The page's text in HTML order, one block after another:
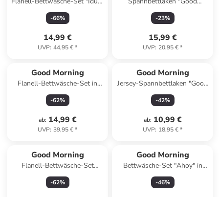
in Hellgrau/ Weiß
-66%
14,99 €
UVP: 44,95 €*
Morning" in Blau
-23%
15,99 €
UVP: 20,95 €*
Good Morning
Flanell-Bettwäsche-Set in
Blau
-62%
ab: 14,99 €
UVP: 39,95 €*
Good Morning
Jersey-Spannbettlaken "Good
Morning" in Blau
-42%
ab: 10,99 €
UVP: 18,95 €*
Good Morning
Flanell-Bettwäsche-Set
"Aime" in Beige/ Bunt
-62%
Good Morning
Bettwäsche-Set "Ahoy" in
Weiß/ Hellblau
-46%